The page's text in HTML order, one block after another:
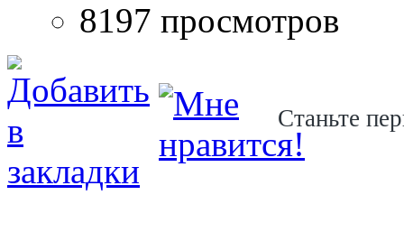
8197 просмотров
Станьте